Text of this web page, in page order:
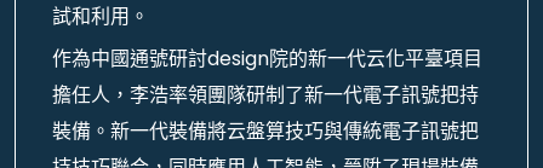
試和利用。
作為中國通號研討design院的新一代云化平臺項目
擔任人，李浩率領團隊研制了新一代電子訊號把持
裝備。新一代裝備將云盤算技巧與傳統電子訊號把